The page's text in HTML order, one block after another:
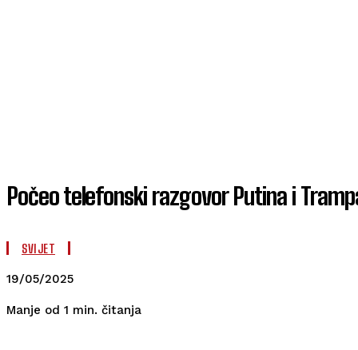
Počeo telefonski razgovor Putina i
SVIJET
19/05/2025
Manje od 1 min. čitanja